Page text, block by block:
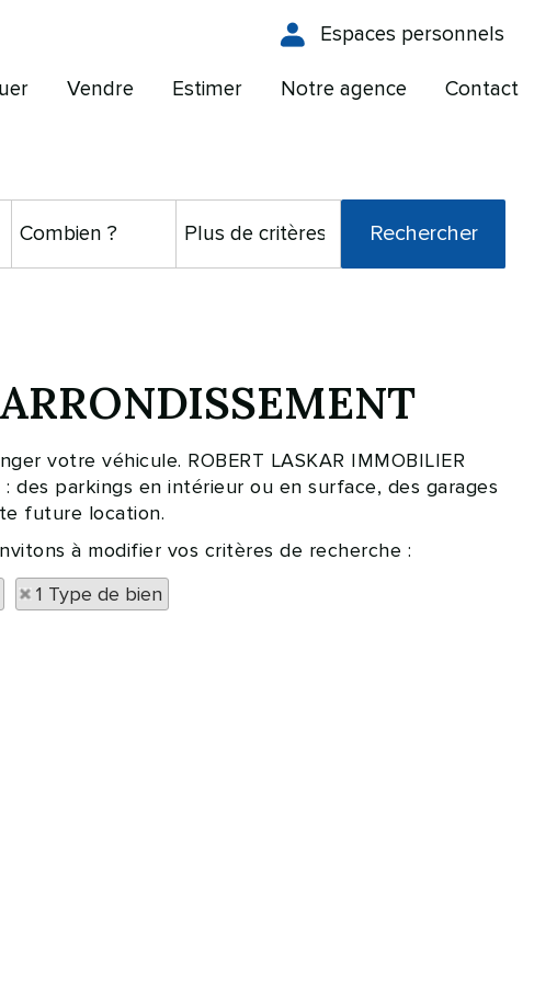
Espaces personnels
Vendre Estimer Notre agence Contact
votre véhicule. ROBERT LASKAR IMMOBILIER
des parkings en intérieur ou en surface, des garages
future location.
à modifier vos critères de recherche :
1 Type de bien